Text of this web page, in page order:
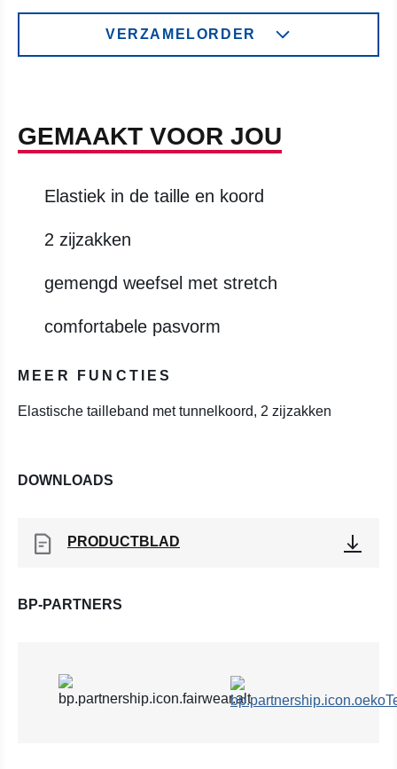
VERZAMELORDER
GEMAAKT VOOR JOU
Elastiek in de taille en koord
2 zijzakken
gemengd weefsel met stretch
comfortabele pasvorm
MEER FUNCTIES
Elastische tailleband met tunnelkoord, 2 zijzakken
DOWNLOADS
PRODUCTBLAD
BP-PARTNERS